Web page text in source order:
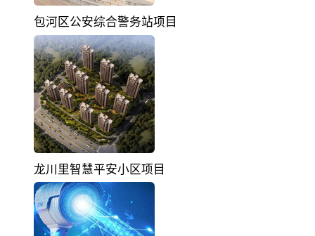
包河区公安综合警务站项目
龙川里智慧平安小区项目